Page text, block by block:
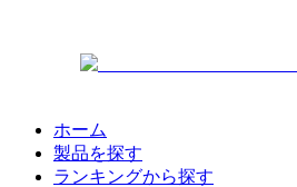
ホーム
製品を探す
ランキングから探す